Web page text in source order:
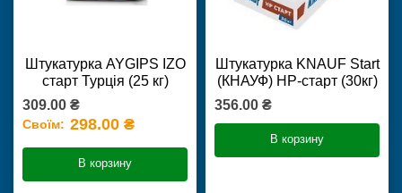
Штукатурка AYGIPS IZO
старт Турція (25 кг)
309.00 ₴
Своїм: 298.00 ₴
В корзину
Штукатурка KNAUF Start
(КНАУФ) НР-старт (30кг)
356.00 ₴
В корзину